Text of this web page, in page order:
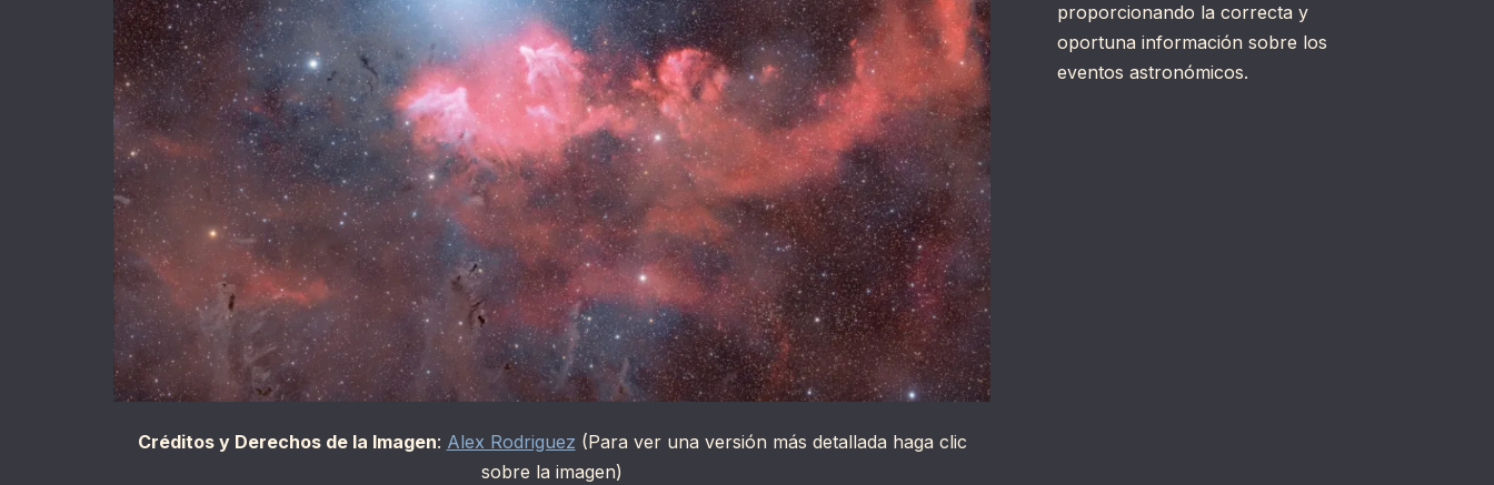
Créditos y Derechos de la Imagen: Alex Rodriguez (Para ver una versión más detallada haga clic
sobre la imagen)
proporcionando la correcta y
oportuna información sobre los
eventos astronómicos.